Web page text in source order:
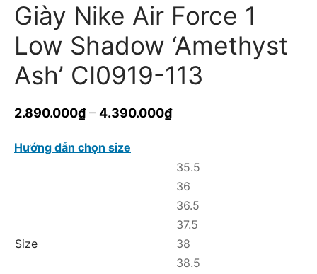
Giày Nike Air Force 1
Low Shadow ‘Amethyst
Ash’ CI0919-113
2.890.000₫– 4.390.000₫
Hướng dẫn chọn size
Size
35.5
36
36.5
37.5
38
38.5